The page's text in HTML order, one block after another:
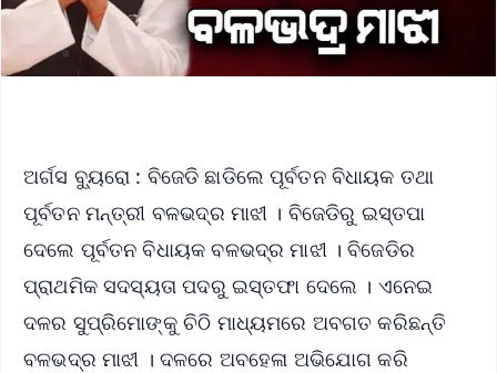
ଅର୍ଗସ ବ୍ୟୁରୋ : ବିଜେଡି ଛାଡିଲେ ପୂର୍ବତନ ବିଧାୟକ ତଥା
ପୂର୍ବତନ ମନ୍ତ୍ରୀ ବଳଭଦ୍ର ମାଝୀ । ବିଜେଡିରୁ ଇସ୍ତପା
ଦେଲେ ପୂର୍ବତନ ବିଧାୟକ ବଳଭଦ୍ର ମାଝୀ । ବିଜେଡିର
ପ୍ରାଥମିକ ସଦସ୍ୟତା ପଦରୁ ଇସ୍ତଫା ଦେଲେ । ଏନେଇ
ଦଳର ସୁପ୍ରିମୋଙ୍କୁ ଚିଠି ମାଧ୍ୟମରେ ଅବଗତ କରିଛନ୍ତି
ବଳଭଦ୍ର ମାଝୀ । ଦଳରେ ଅବହେଳା ଅଭିଯୋଗ କରି